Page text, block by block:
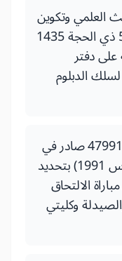
العلمي وتكوين
الأطر رقم 208114 صادر في 5 ذي الحجة 1435
على دفتر
الدبلوم
قرار لوزير التربية الوطنية رقم 47991 صادر في
24 من رمضان 1411 (11 مارس 1991) بتحديد
الالتحاق
وكليتي